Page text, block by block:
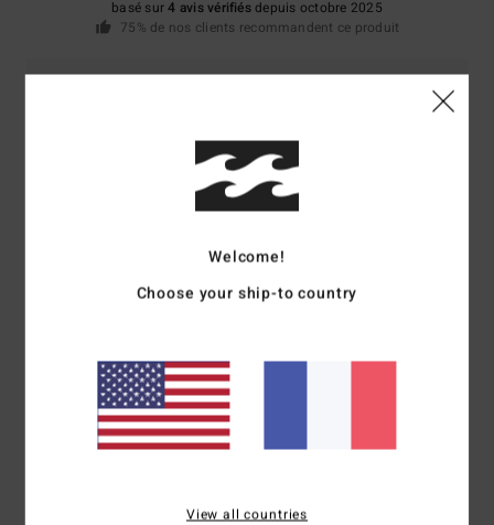
basé sur4 avis vérifiésdepuis octobre 2025
75% de nos clients recommandent ce produit
Trop grand
4.8
5
Welcome!
Choose your ship-to country
View all countries